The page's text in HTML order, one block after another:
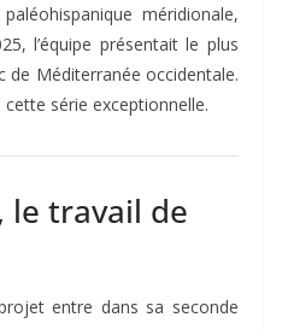
méridionale,
l’équipe présentait le plus
de Méditerranée occidentale.
série exceptionnelle.
le travail de
entre dans sa seconde